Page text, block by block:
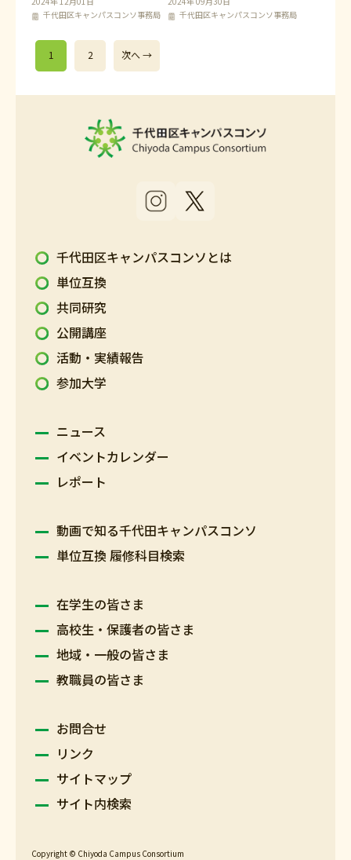
千代田区キャンパスコンソ事務局
千代田区キャンパスコンソ事務局
1 2 次へ →
千代田区キャンパスコンソとは
単位互換
共同研究
公開講座
活動・実績報告
参加大学
ニュース
イベントカレンダー
レポート
動画で知る千代田キャンパスコンソ
単位互換 履修科目検索
在学生の皆さま
高校生・保護者の皆さま
地域・一般の皆さま
教職員の皆さま
お問合せ
リンク
サイトマップ
サイト内検索
Copyright © Chiyoda Campus Consortium